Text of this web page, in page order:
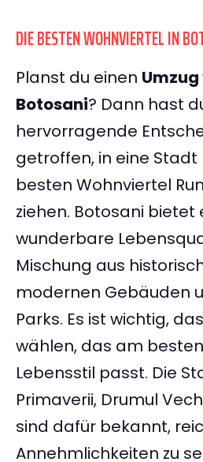
DIE BESTEN WOHNVIERTEL IN
Planst du einen
Botosani? Dann hast
hervorragende
getroffen, in eine
besten Wohnviertel
ziehen. Botosani bietet
wunderbare
Mischung aus
modernen Gebäuden
Parks. Es ist wichtig,
wählen, das am
Lebensstil passt. Die
Primaverii, Drumul
sind dafür bekannt,
Annehmlichkeiten zu